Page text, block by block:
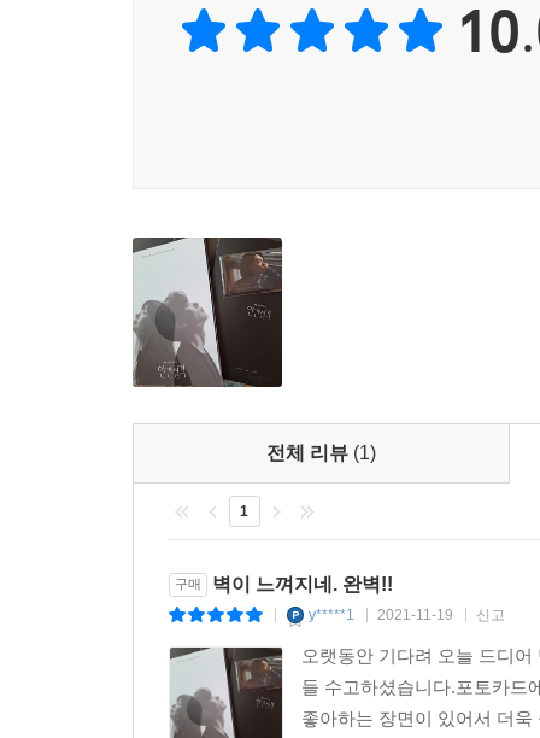
전체 리뷰 (1)
1
구매 벽이 느껴지네. 완벽!!
y*****1 2021-11-19 신고
오랫동안 기다려 오늘 드디
들 수고하셨습니다.포토카드
좋아하는 장면이 있어서 더